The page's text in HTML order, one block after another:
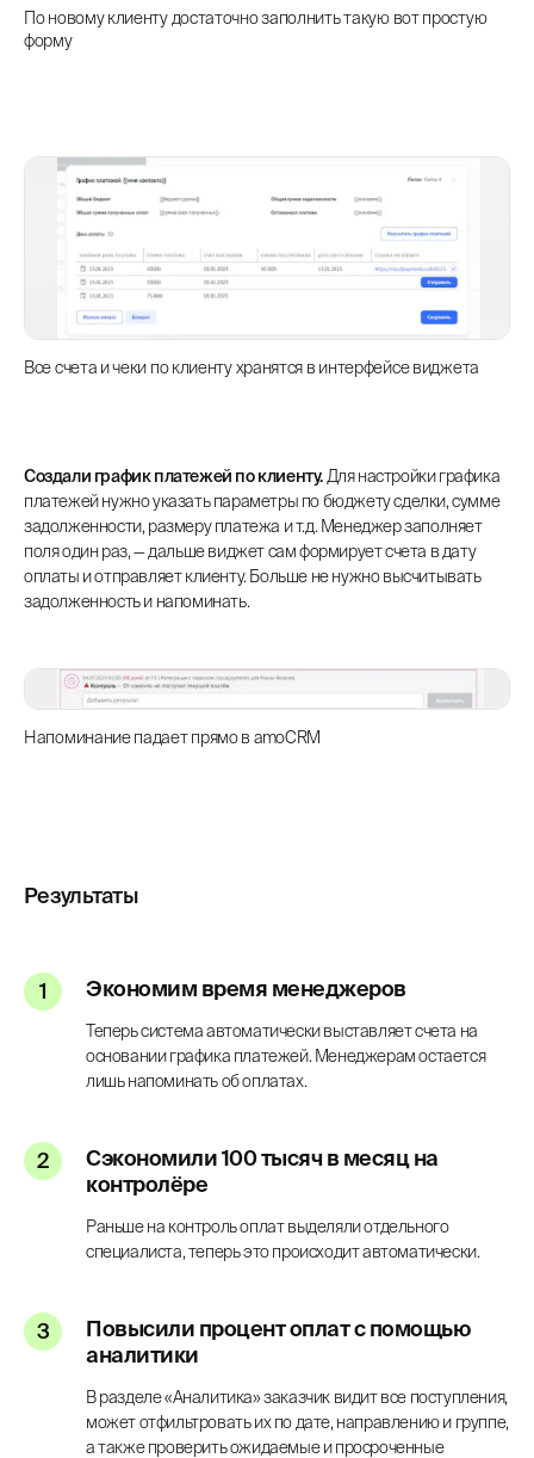
По новому клиенту достаточно заполнить такую вот простую
форму
Все счета и чеки по клиенту хранятся в интерфейсе виджета
Создали график платежей по клиенту. Для настройки графика
платежей нужно указать параметры по бюджету сделки, сумме
задолженности, размеру платежа и т.д. Менеджер заполняет
поля один раз, — дальше виджет сам формирует счета в дату
оплаты и отправляет клиенту. Больше не нужно высчитывать
задолженность и напоминать.
Напоминание падает прямо в amoCRM
Результаты
Экономим время менеджеров
Теперь система автоматически выставляет счета на
основании графика платежей. Менеджерам остается
лишь напоминать об оплатах.
Сэкономили 100 тысяч в месяц на
контролёре
Раньше на контроль оплат выделяли отдельного
специалиста, теперь это происходит автоматически.
Повысили процент оплат с помощью
аналитики
В разделе «Аналитика» заказчик видит все поступления,
может отфильтровать их по дате, направлению и группе,
а также проверить ожидаемые и просроченные